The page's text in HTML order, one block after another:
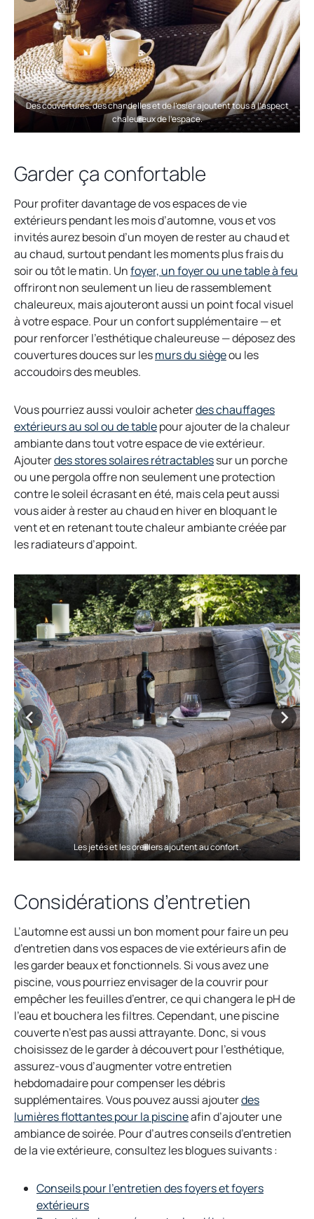
Des couvertures, des chandelles et de l’osier ajoutent tous à l’aspect
chaleureux de l’espace.
Garder ça confortable
Pour profiter davantage de vos espaces de vie
extérieurs pendant les mois d’automne, vous et vos
invités aurez besoin d’un moyen de rester au chaud et
au chaud, surtout pendant les moments plus frais du
soir ou tôt le matin. Unfoyer, un foyer ou une table à feu
offriront non seulement un lieu de rassemblement
chaleureux, mais ajouteront aussi un point focal visuel
à votre espace. Pour un confort supplémentaire — et
pour renforcer l’esthétique chaleureuse — déposez des
couvertures douces sur lesmurs du siègeo
n
s
i
n
a
n
e
w
b
ou les
accoudoirs des meubles.
Vous pourriez aussi vouloir acheterdes chauffages
extérieurs au sol ou de tableo
p
e
n
s
i
n
e
w
t
a
b
pour ajouter de la chaleur
ambiante dans tout votre espace de vie extérieur.
Ajouterdes stores solaires rétractablessur un porche
ou une pergola offre non seulement une protection
contre le soleil écrasant en été, mais cela peut aussi
vous aider à rester au chaud en hiver en bloquant le
vent et en retenant toute chaleur ambiante créée par
les radiateurs d’appoint.
Les jetés et les oreillers ajoutent au confort.
Considérations d’entretien
L’automne est aussi un bon moment pour faire un peu
d’entretien dans vos espaces de vie extérieurs afin de
les garder beaux et fonctionnels. Si vous avez une
piscine, vous pourriez envisager de la couvrir pour
empêcher les feuilles d’entrer, ce qui changera le pH de
l’eau et bouchera les filtres. Cependant, une piscine
couverte n’est pas aussi attrayante. Donc, si vous
choisissez de le garder à découvert pour l’esthétique,
assurez-vous d’augmenter votre entretien
hebdomadaire pour compenser les débris
supplémentaires. Vous pouvez aussi ajouterdes
lumières flottantes pour la piscineo
p
e
s
afin d’ajouter une
ambiance de soirée. Pour d’autres conseils d’entretien
de la vie extérieure, consultez les blogues suivants :
Conseils pour l’entretien des foyers et foyers
extérieurso